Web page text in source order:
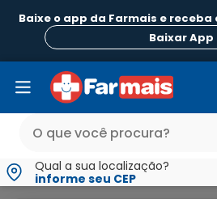
Baixe o app da Farmais e
Baixar App
Qual a sua localização?
informe seu CEP